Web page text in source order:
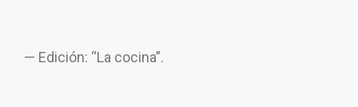
— Edición: “La cocina”.